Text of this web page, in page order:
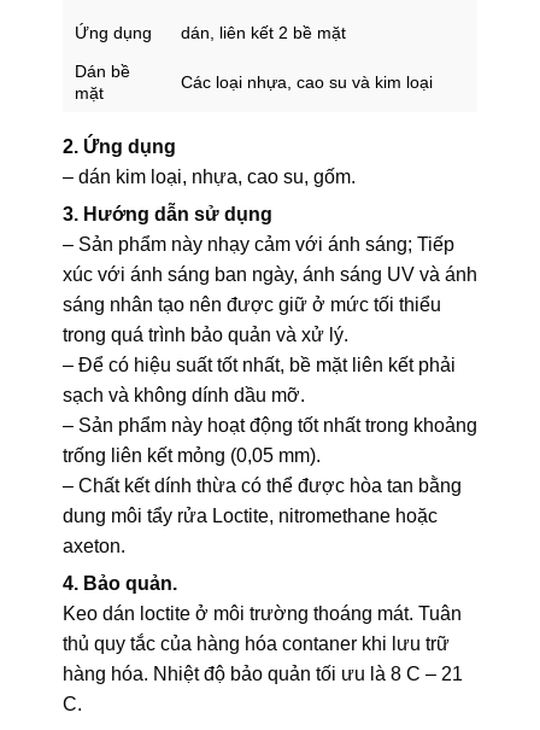
Ứng dụng
dán, liên kết 2 bề mặt
Dán bề
mặt
Các loại nhựa, cao su và kim loại
2. Ứng dụng
– dán kim loại, nhựa, cao su, gốm.
3. Hướng dẫn sử dụng
– Sản phẩm này nhạy cảm với ánh sáng; Tiếp
xúc với ánh sáng ban ngày, ánh sáng UV và ánh
sáng nhân tạo nên được giữ ở mức tối thiểu
trong quá trình bảo quản và xử lý.
– Để có hiệu suất tốt nhất, bề mặt liên kết phải
sạch và không dính dầu mỡ.
– Sản phẩm này hoạt động tốt nhất trong khoảng
trống liên kết mỏng (0,05 mm).
– Chất kết dính thừa có thể được hòa tan bằng
dung môi tẩy rửa Loctite, nitromethane hoặc
axeton.
4. Bảo quản.
Keo dán loctite ở môi trường thoáng mát. Tuân
thủ quy tắc của hàng hóa contaner khi lưu trữ
hàng hóa. Nhiệt độ bảo quản tối ưu là 8 C – 21
C.